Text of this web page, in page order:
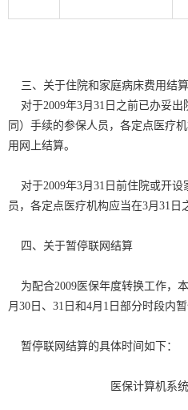
三、关于住院和家庭病床费用结算
对于2009年3月31日之前已办妥出
同）手续的参保人员，各定点医疗
用网上结算。
对于2009年3月31日前住院或开设
员，各定点医疗机构应当在3月31日
四、关于暂停联网结算
为配合2009医保年度转换工作，
月30日、31日和4月1日部分时段内暂
暂停联网结算的具体时间如下：
医保计算机系统部分时